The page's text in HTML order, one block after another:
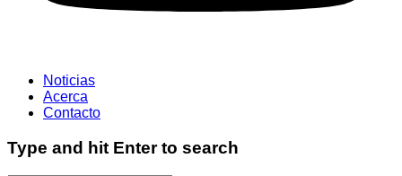
Noticias
Acerca
Contacto
Type and hit Enter to search